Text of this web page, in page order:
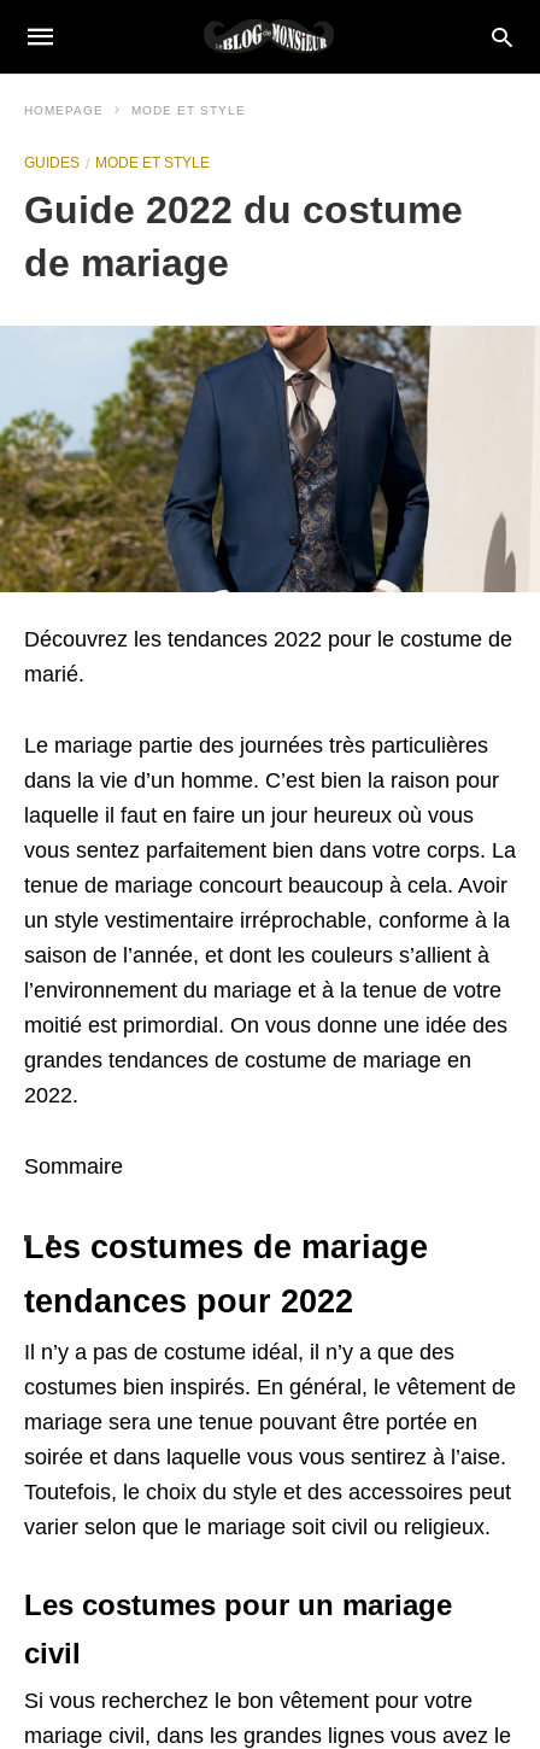
HOMEPAGE MODE ET STYLE
GUIDES MODE ET STYLE
Guide 2022 du costume
de mariage
Découvrez les tendances 2022 pour le costume de
marié.
Le mariage partie des journées très particulières
dans la vie d’un homme. C’est bien la raison pour
laquelle il faut en faire un jour heureux où vous
vous sentez parfaitement bien dans votre corps. La
tenue de mariage concourt beaucoup à cela. Avoir
un style vestimentaire irréprochable, conforme à la
saison de l’année, et dont les couleurs s’allient à
l’environnement du mariage et à la tenue de votre
moitié est primordial. On vous donne une idée des
grandes tendances de costume de mariage en
2022.
Sommaire
Les costumes de mariage
tendances pour 2022
Il n’y a pas de costume idéal, il n’y a que des
costumes bien inspirés. En général, le vêtement de
mariage sera une tenue pouvant être portée en
soirée et dans laquelle vous vous sentirez à l’aise.
Toutefois, le choix du style et des accessoires peut
varier selon que le mariage soit civil ou religieux.
Les costumes pour un mariage
civil
Si vous recherchez le bon vêtement pour votre
mariage civil, dans les grandes lignes vous avez le